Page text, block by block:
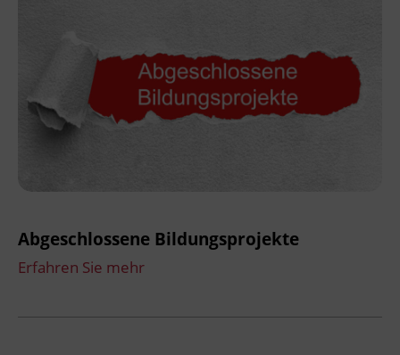
Abgeschlossene Bildungsprojekte
Erfahren Sie mehr